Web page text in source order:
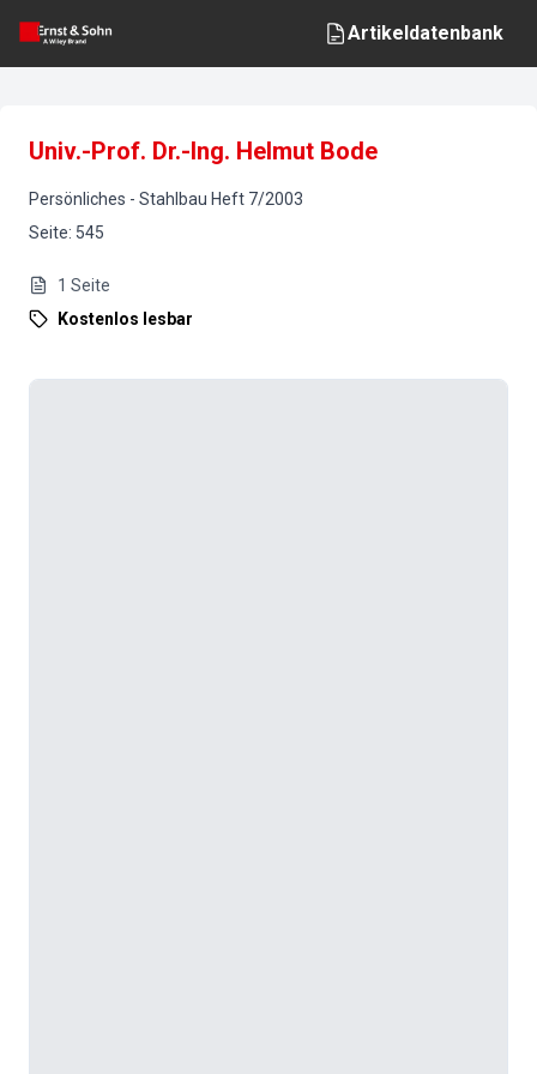
Artikeldatenbank
Univ.-Prof. Dr.-Ing. Helmut Bode
Persönliches - Stahlbau Heft 7/2003
Seite: 545
1 Seite
Kostenlos lesbar